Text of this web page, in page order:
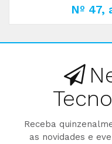
Nº 47,
Receba
as novidades e